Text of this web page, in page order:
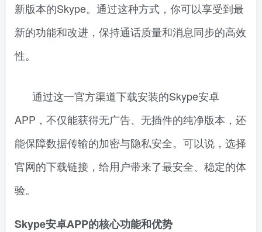
新版本的Skype。通过这种方式，你可以享受到最
新的功能和改进，保持通话质量和消息同步的高效
性。
通过这一官方渠道下载安装的Skype安卓
APP，不仅能获得无广告、无插件的纯净版本，还
能保障数据传输的加密与隐私安全。可以说，选择
官网的下载链接，给用户带来了最安全、稳定的体
验。
Skype安卓APP的核心功能和优势